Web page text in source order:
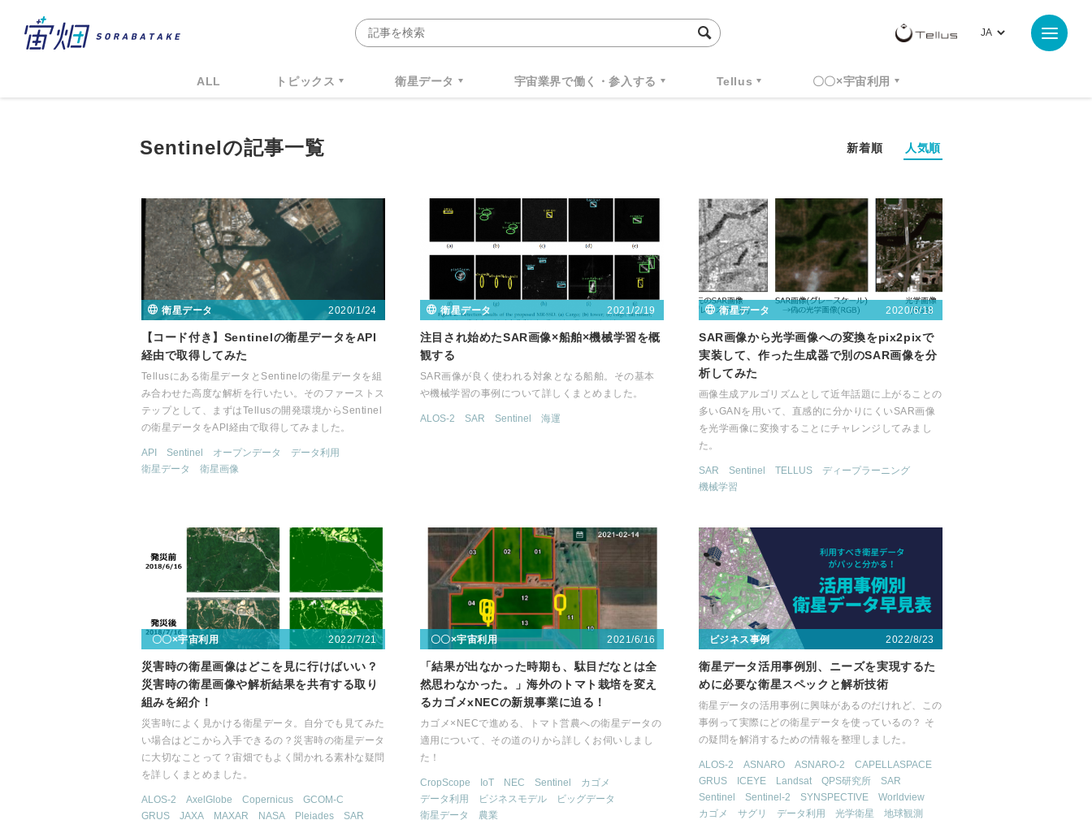
ALL トピックス 衛星データ 宇宙業界で働く・参入する Tellus 〇〇×宇宙利用
Sentinelの記事一覧 新着順 人気順
衛星データ 2020/1/24
【コード付き】Sentinelの衛星データをAPI
経由で取得してみた
Tellusにある衛星データとSentinelの衛星データを組
み合わせた高度な解析を行いたい。そのファーストス
テップとして、まずはTellusの開発環境からSentinel
の衛星データをAPI経由で取得してみました。
API Sentinel オープンデータ
データ利用
衛星データ
衛星画像
衛星データ 2021/2/19
注目され始めたSAR画像×船舶×機械学習を概
観する
SAR画像が良く使われる対象となる船舶。その基本
や機械学習の事例について詳しくまとめました。
ALOS-2 SAR Sentinel 海運
衛星データ 2020/6/18
SAR画像から光学画像への変換をpix2pixで
実装して、作った生成器で別のSAR画像を分
析してみた
画像生成アルゴリズムとして近年話題に上がることの
多いGANを用いて、直感的に分かりにくいSAR画像
を光学画像に変換することにチャレンジしてみまし
た。
SAR Sentinel TELLUS
ディープラーニング
機械学習
〇〇×宇宙利用 2022/7/21
災害時の衛星画像はどこを見に行けばいい？
災害時の衛星画像や解析結果を共有する取り
組みを紹介！
災害時によく見かける衛星データ。自分でも見てみた
い場合はどこから入手できるの？災害時の衛星データ
に大切なことって？宙畑でもよく聞かれる素朴な疑問
を詳しくまとめました。
ALOS-2 AxelGlobe Copernicus
GCOM-C
GRUS
JAXA MAXAR NASA Pleiades
SAR
〇〇×宇宙利用 2021/6/16
「結果が出なかった時期も、駄目だなとは全
然思わなかった。」海外のトマト栽培を変え
るカゴメxNECの新規事業に迫る！
カゴメ×NECで進める、トマト営農への衛星データの
適用について、その道のりから詳しくお伺いしまし
た！
CropScope IoT NEC Sentinel
カゴメ
データ利用
ビジネスモデル
ビッグデータ
衛星データ
農業
ビジネス事例 2022/8/23
衛星データ活用事例別、ニーズを実現するた
めに必要な衛星スペックと解析技術
衛星データの活用事例に興味があるのだけれど、この
事例って実際にどの衛星データを使っているの？ そ
の疑問を解消するための情報を整理しました。
ALOS-2 ASNARO ASNARO-2
CAPELLASPACE
GRUS
ICEYE Landsat QPS研究所
SAR
Sentinel
Sentinel-2 SYNSPECTIVE
Worldview
カゴメ
サグリ データ利用 光学衛星
地球観測